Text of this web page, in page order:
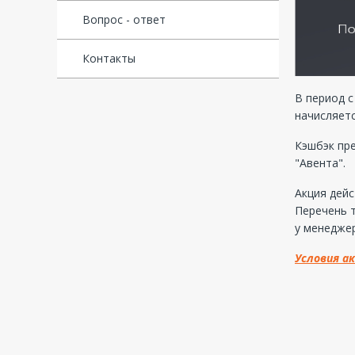
Вопрос - ответ
Контакты
В период
Кэшбэк
"Авента".
Акция
Перечень
у
Условия